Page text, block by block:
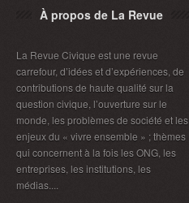
À propos de La Revue
La Revue Civique est une revue
carrefour, d’idées et d’expériences, de
contributions de haute qualité sur la
question civique, l’ouverture sur le
monde, les problèmes de société et les
enjeux du « vivre ensemble » ; thèmes
qui concernent à la fois les ONG, les
entreprises, les institutions, les
médias....